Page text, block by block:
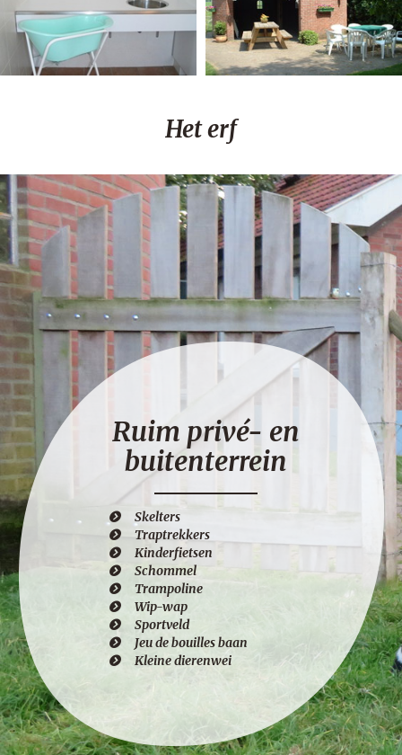
Het erf
Ruim privé- en
buitenterrein
Skelters
Traptrekkers
Kinderfietsen
Schommel
Trampoline
Wip-wap
Sportveld
Jeu de bouilles baan
Kleine dierenwei